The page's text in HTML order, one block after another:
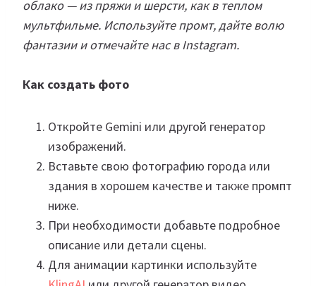
облако — из пряжи и шерсти, как в теплом
мультфильме. Используйте промт, дайте волю
фантазии и отмечайте нас в Instagram.
Как создать фото
Откройте Gemini или другой генератор
изображений.
Вставьте свою фотографию города или
здания в хорошем качестве и также промпт
ниже.
При необходимости добавьте подробное
описание или детали сцены.
Для анимации картинки используйте